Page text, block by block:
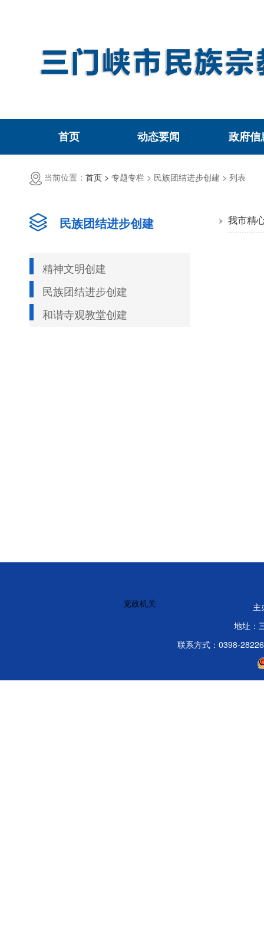
首页 动态要闻 政府信
当前位置： 首页 > 专题专栏 > 民族团结进步创建 > 列表
民族团结进步创建
精神文明创建
民族团结进步创建
和谐寺观教堂创建
我市精
党政机关
主
地址：
联系方式：0398-